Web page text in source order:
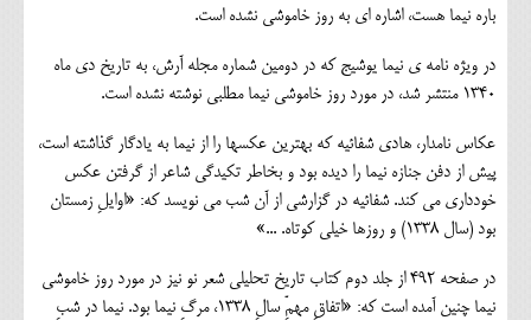
باره نیما هست، اشاره ای به روز خاموشی نشده است.
در ویژه نامه ی نیما یوشیج که در دومین شماره مجله آرش، به تاریخ دی ماه
1340 منتشر شد، در مورد روز خاموشی نیما مطلبی نوشته نشده است.
عکاس نامدار، هادي شفائيه که بهترین عکسها را از نیما به یادگار گذاشته است،
پیش از دفن جنازه نیما را دیده بود و بخاطر تکیدگی شاعر از گرفتن عکس
خودداری می کند. شفائیه در گزارشی از آن شب می نویسد که: «اوايلِ زمستان
بود (سال 1338) و روزها خيلي كوتاه. ...»
در صفحه 492 از جلد دوم کتاب تاریخ تحلیلی شعر نو نیز در مورد روز خاموشی
نیما چنین آمده است که: «اتفاقِ مهمِّ سالِ 1338، مرگِ نيما بود. نيما در شبِ